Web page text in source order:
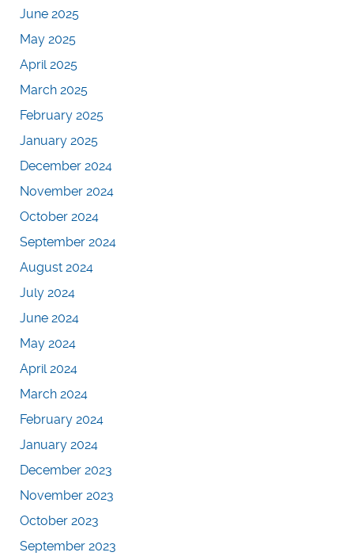
June 2025
May 2025
April 2025
March 2025
February 2025
January 2025
December 2024
November 2024
October 2024
September 2024
August 2024
July 2024
June 2024
May 2024
April 2024
March 2024
February 2024
January 2024
December 2023
November 2023
October 2023
September 2023